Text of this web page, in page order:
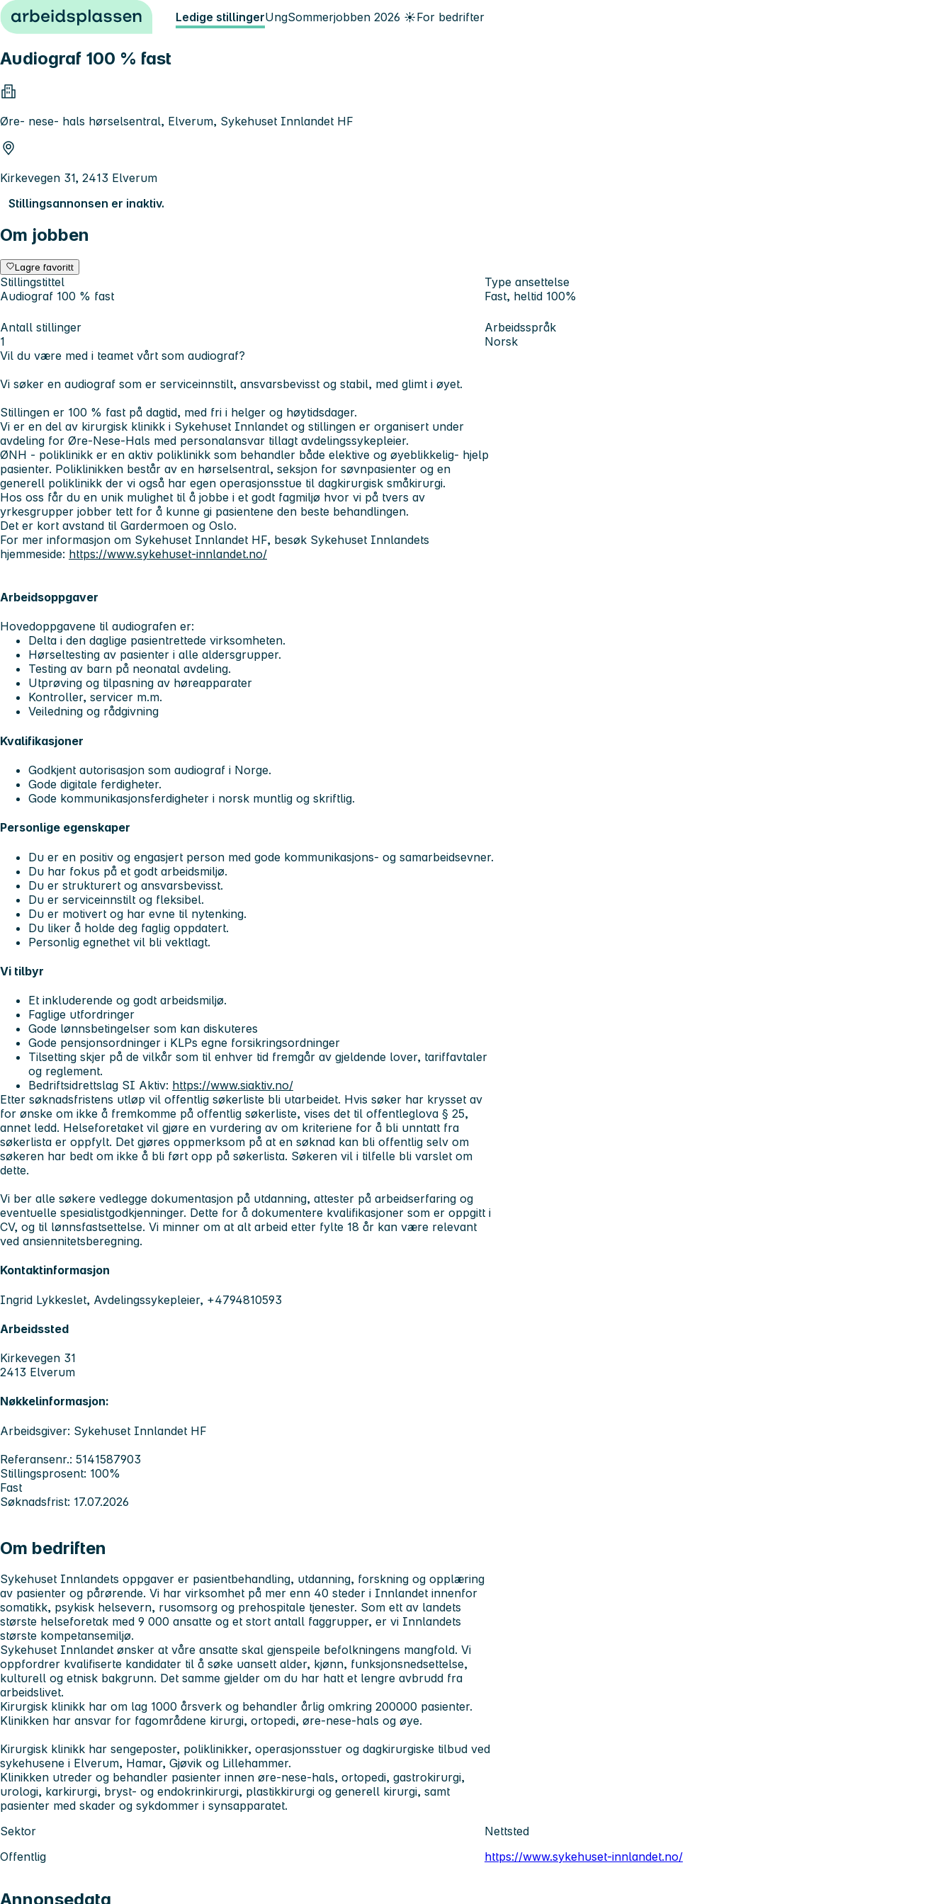
Hopp til innhold Ledige stillingerUngSommerjobben 2026 ☀️For bedrifter
Audiograf 100 % fast
Øre- nese- hals hørselsentral, Elverum, Sykehuset Innlandet HF
Kirkevegen 31, 2413 Elverum
Stillingsannonsen er inaktiv.
Om jobben
Lagre favoritt
Stillingstittel
Audiograf 100 % fast
Type ansettelse
Fast, heltid 100%
Antall stillinger
1
Arbeidsspråk
Norsk
Vil du være med i teamet vårt som audiograf?
Vi søker en audiograf som er serviceinnstilt, ansvarsbevisst og stabil, med glimt i øyet.
Stillingen er 100 % fast på dagtid, med fri i helger og høytidsdager.
Vi er en del av kirurgisk klinikk i Sykehuset Innlandet og stillingen er organisert under
avdeling for Øre-Nese-Hals med personalansvar tillagt avdelingssykepleier.
ØNH - poliklinikk er en aktiv poliklinikk som behandler både elektive og øyeblikkelig- hjelp
pasienter. Poliklinikken består av en hørselsentral, seksjon for søvnpasienter og en
generell poliklinikk der vi også har egen operasjonsstue til dagkirurgisk småkirurgi.
Hos oss får du en unik mulighet til å jobbe i et godt fagmiljø hvor vi på tvers av
yrkesgrupper jobber tett for å kunne gi pasientene den beste behandlingen.
Det er kort avstand til Gardermoen og Oslo.
For mer informasjon om Sykehuset Innlandet HF, besøk Sykehuset Innlandets
hjemmeside: https://www.sykehuset-innlandet.no/
Arbeidsoppgaver
Hovedoppgavene til audiografen er:
Delta i den daglige pasientrettede virksomheten.
Hørseltesting av pasienter i alle aldersgrupper.
Testing av barn på neonatal avdeling.
Utprøving og tilpasning av høreapparater
Kontroller, servicer m.m.
Veiledning og rådgivning
Kvalifikasjoner
Godkjent autorisasjon som audiograf i Norge.
Gode digitale ferdigheter.
Gode kommunikasjonsferdigheter i norsk muntlig og skriftlig.
Personlige egenskaper
Du er en positiv og engasjert person med gode kommunikasjons- og samarbeidsevner.
Du har fokus på et godt arbeidsmiljø.
Du er strukturert og ansvarsbevisst.
Du er serviceinnstilt og fleksibel.
Du er motivert og har evne til nytenking.
Du liker å holde deg faglig oppdatert.
Personlig egnethet vil bli vektlagt.
Vi tilbyr
Et inkluderende og godt arbeidsmiljø.
Faglige utfordringer
Gode lønnsbetingelser som kan diskuteres
Gode pensjonsordninger i KLPs egne forsikringsordninger
Tilsetting skjer på de vilkår som til enhver tid fremgår av gjeldende lover, tariffavtaler
og reglement.
Bedriftsidrettslag SI Aktiv: https://www.siaktiv.no/
Etter søknadsfristens utløp vil offentlig søkerliste bli utarbeidet. Hvis søker har krysset av
for ønske om ikke å fremkomme på offentlig søkerliste, vises det til offentleglova § 25,
annet ledd. Helseforetaket vil gjøre en vurdering av om kriteriene for å bli unntatt fra
søkerlista er oppfylt. Det gjøres oppmerksom på at en søknad kan bli offentlig selv om
søkeren har bedt om ikke å bli ført opp på søkerlista. Søkeren vil i tilfelle bli varslet om
dette.
Vi ber alle søkere vedlegge dokumentasjon på utdanning, attester på arbeidserfaring og
eventuelle spesialistgodkjenninger. Dette for å dokumentere kvalifikasjoner som er oppgitt i
CV, og til lønnsfastsettelse. Vi minner om at alt arbeid etter fylte 18 år kan være relevant
ved ansiennitetsberegning.
Kontaktinformasjon
Ingrid Lykkeslet, Avdelingssykepleier, +4794810593
Arbeidssted
Kirkevegen 31
2413 Elverum
Nøkkelinformasjon:
Arbeidsgiver: Sykehuset Innlandet HF
Referansenr.: 5141587903
Stillingsprosent: 100%
Fast
Søknadsfrist: 17.07.2026
Om bedriften
Sykehuset Innlandets oppgaver er pasientbehandling, utdanning, forskning og opplæring
av pasienter og pårørende. Vi har virksomhet på mer enn 40 steder i Innlandet innenfor
somatikk, psykisk helsevern, rusomsorg og prehospitale tjenester. Som ett av landets
største helseforetak med 9 000 ansatte og et stort antall faggrupper, er vi Innlandets
største kompetansemiljø.
Sykehuset Innlandet ønsker at våre ansatte skal gjenspeile befolkningens mangfold. Vi
oppfordrer kvalifiserte kandidater til å søke uansett alder, kjønn, funksjonsnedsettelse,
kulturell og etnisk bakgrunn. Det samme gjelder om du har hatt et lengre avbrudd fra
arbeidslivet.
Kirurgisk klinikk har om lag 1000 årsverk og behandler årlig omkring 200000 pasienter.
Klinikken har ansvar for fagområdene kirurgi, ortopedi, øre-nese-hals og øye.
Kirurgisk klinikk har sengeposter, poliklinikker, operasjonsstuer og dagkirurgiske tilbud ved
sykehusene i Elverum, Hamar, Gjøvik og Lillehammer.
Klinikken utreder og behandler pasienter innen øre-nese-hals, ortopedi, gastrokirurgi,
urologi, karkirurgi, bryst- og endokrinkirurgi, plastikkirurgi og generell kirurgi, samt
pasienter med skader og sykdommer i synsapparatet.
Sektor
Offentlig
Nettsted
https://www.sykehuset-innlandet.no/
Annonsedata